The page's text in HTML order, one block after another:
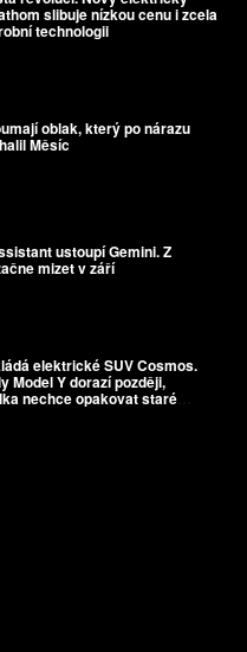
slibuje nízkou cenu i zcela
technologii
oblak, který po nárazu
Měsíc
ustoupí Gemini. Z
mizet v září
elektrické SUV Cosmos.
Model Y dorazí později,
nechce opakovat staré